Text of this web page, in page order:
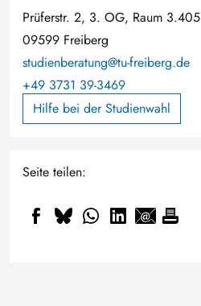
Prüferstr. 2, 3. OG, Raum 3.405
09599 Freiberg
studienberatung@tu-freiberg.de
+49 3731 39-3469
Hilfe bei der Studienwahl
Seite teilen: